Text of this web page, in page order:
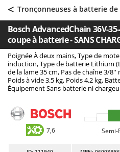
Accessoires pour
Aérateurs Scarificateurs
Arracheuses de
Aspirateurs - Balais
Aspirateurs à cendres
Aspirateurs à feuilles
Aspirateurs
Atomiseurs agricoles
AgriEuro Premium
AgriEuro TOP-LINE
AGT
Aima
Airmec
AL-KO
Alce
Alpina
< Tronçonneuses à batterie
Bosch AdvancedChain 36V-
coupe à batterie - SANS
Poignée À deux mains, Type de
induction, Type de batterie Lithium
de la lame 35 cm, Pas de chaîne 3/
Poids à vide 3.5 kg, Poids 4.2 kg,
Équipement Sans batterie ni
7,6 Semi-